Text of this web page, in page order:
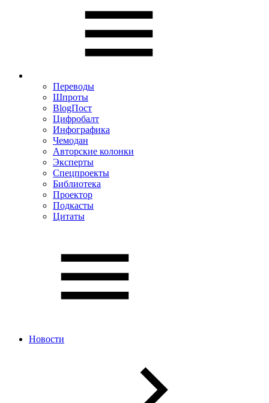
Переводы
Шпроты
BlogПост
Цифробалт
Инфографика
Чемодан
Авторские колонки
Эксперты
Спецпроекты
Библиотека
Проектор
Подкасты
Цитаты
Новости